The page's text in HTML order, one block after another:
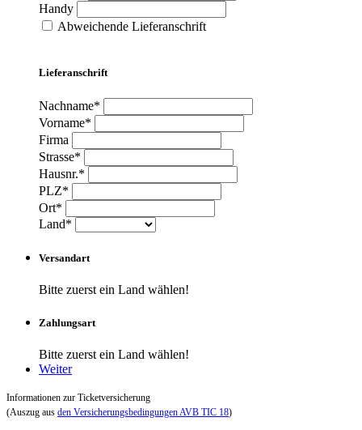
Handy
Abweichende Lieferanschrift
Lieferanschrift
Nachname*
Vorname*
Firma
Strasse*
Hausnr.*
PLZ*
Ort*
Land*
Versandart
Bitte zuerst ein Land wählen!
Zahlungsart
Bitte zuerst ein Land wählen!
Weiter
Informationen zur Ticketversicherung
(Auszug aus den Versicherungsbedingungen AVB TIC 18)